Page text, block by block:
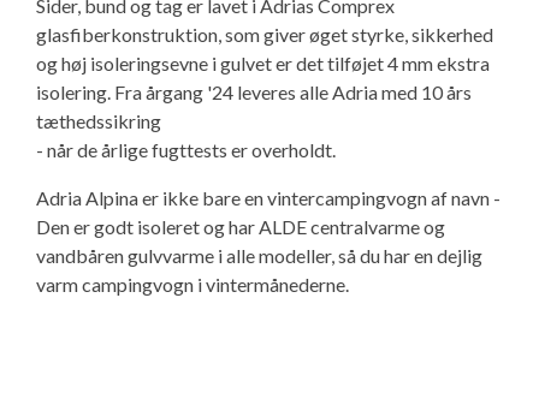
Sider, bund og tag er lavet i Adrias Comprex
glasfiberkonstruktion, som giver øget styrke, sikkerhed
og høj isoleringsevne i gulvet er det tilføjet 4 mm ekstra
isolering. Fra årgang '24 leveres alle Adria med 10 års
tæthedssikring
- når de årlige fugttests er overholdt.
Adria Alpina er ikke bare en vintercampingvogn af navn -
Den er godt isoleret og har ALDE centralvarme og
vandbåren gulvvarme i alle modeller, så du har en dejlig
varm campingvogn i vintermånederne.